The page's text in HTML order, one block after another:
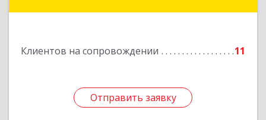
Клиентов на сопровождении 11
Отправить заявку
Отправить заявку